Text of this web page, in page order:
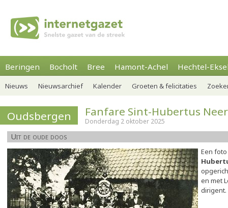
Beringen Bocholt Bree Hamont-Achel Hechtel-
Nieuws Nieuwsarchief Kalender Groeten & felicitaties
Oudsbergen Fanfare Sint-Hubertus
Donderdag 2 oktober 2025
Uit de oude doos
Een
en met
dirigent.